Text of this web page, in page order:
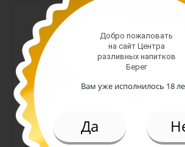
Добро пожаловать
на сайт Центра
разливных напитков
Берег
Вам уже исполнилось 18
Да